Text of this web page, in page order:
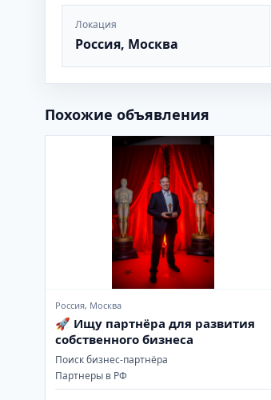
Локация
Россия, Москва
Похожие объявления
Россия, Москва
🚀 Ищу партнёра для развития
собственного бизнеса
Поиск бизнес-партнёра
Партнеры в РФ